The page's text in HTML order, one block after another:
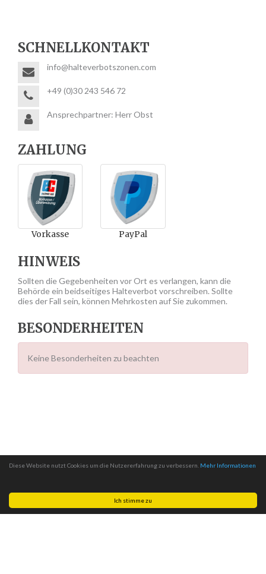
Ich stimme zu
Diese Website nutzt Cookies um die Nutzererfahrung zu verbessern. Mehr Informationen
SCHNELLKONTAKT
info@halteverbotszonen.com
+49 (0)30 243 546 72
Ansprechpartner: Herr Obst
ZAHLUNG
Vorkasse PayPal
HINWEIS
Sollten die Gegebenheiten vor Ort es verlangen, kann die
Behörde ein beidseitiges Halteverbot vorschreiben. Sollte
dies der Fall sein, können Mehrkosten auf Sie zukommen.
BESONDERHEITEN
Keine Besonderheiten zu beachten